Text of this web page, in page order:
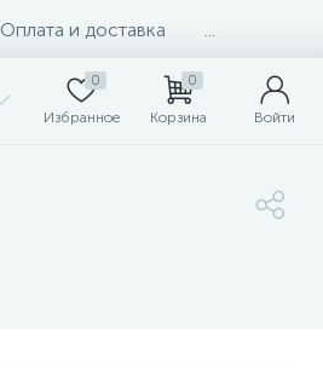
Оплата и доставка
0
Избранное
0
Корзина Войти